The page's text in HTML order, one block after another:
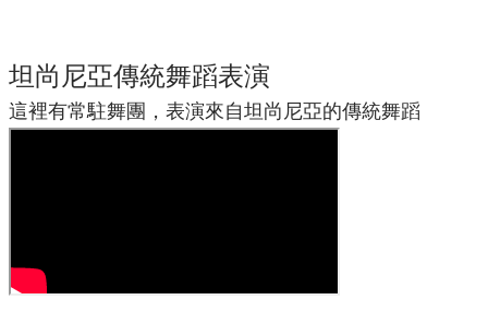
坦尚尼亞傳統舞蹈表演
這裡有常駐舞團，表演來自坦尚尼亞的傳統舞蹈